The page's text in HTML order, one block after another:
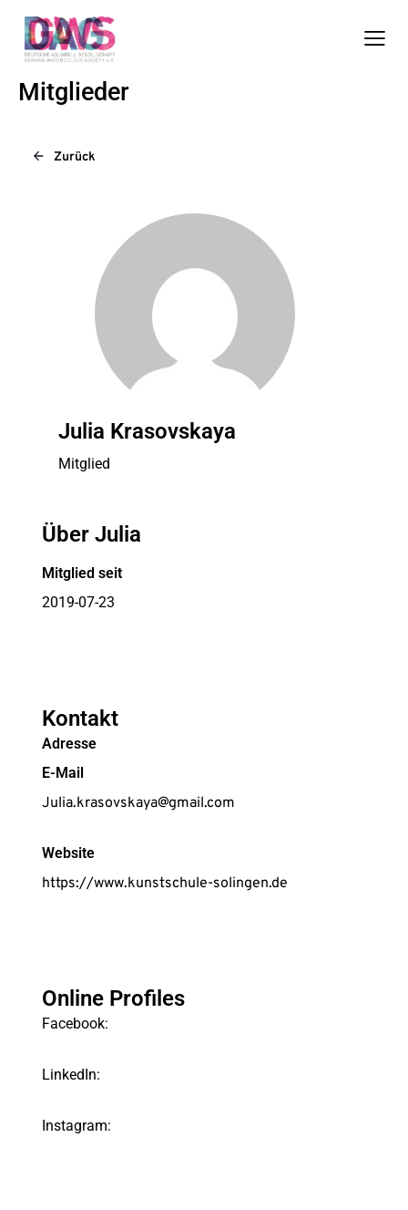
Mitglieder
Zurück
Julia Krasovskaya
Mitglied
Über Julia
Mitglied seit
2019-07-23
Kontakt
Adresse
E-Mail
Julia.krasovskaya@gmail.com
Website
https://www.kunstschule-solingen.de
Online Profiles
Facebook:
LinkedIn:
Instagram: